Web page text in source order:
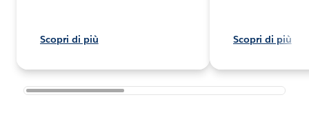
Scopri di più Scopri di più